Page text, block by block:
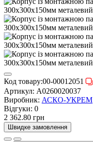
Код товару:00-00012051
Артикул: A0260020037
Виробник: АСКО-УКРЕМ
Відгуки: 0
2 362.80 грн
Швидке замовлення